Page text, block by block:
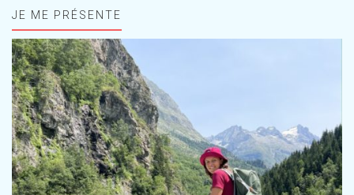
JE ME PRÉSENTE